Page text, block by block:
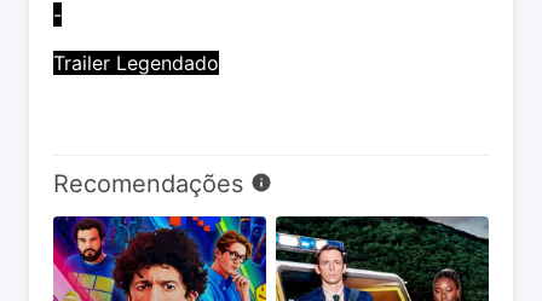
-
Trailer Legendado
Recomendações